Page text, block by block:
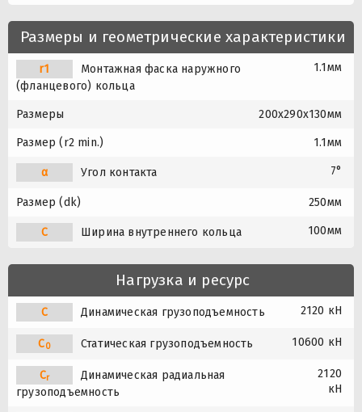
Размеры и геометрические характеристики
r1
Монтажная фаска наружного
(фланцевого) кольца
1.1мм
Размеры 200x290x130мм
Размер (r2 min.) 1.1мм
α Угол контакта 7°
Размер (dk) 250мм
C Ширина внутреннего кольца 100мм
Нагрузка и ресурс
C Динамическая грузоподъемность 2120 кН
C0 Статическая грузоподъемность 10600 кН
Cr
Динамическая радиальная
грузоподъемность
2120
кН